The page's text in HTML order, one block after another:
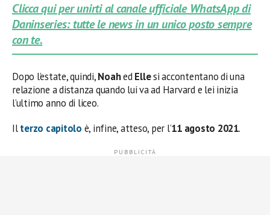
Clicca qui per unirti al canale ufficiale WhatsApp di
Daninseries: tutte le news in un unico posto sempre
con te.
Dopo l’estate, quindi,NoahedEllesi accontentano di una
relazione a distanza quando lui va ad Harvard e lei inizia
l’ultimo anno di liceo.
Ilterzo capitolo è, infine, atteso, per l’11 agosto 2021.